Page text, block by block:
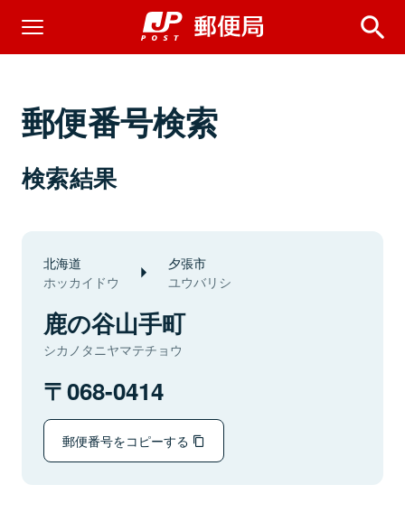
郵便番号検索
検索結果
北海道
ホッカイドウ
夕張市
ユウバリシ
鹿の谷山手町
シカノタニヤマテチョウ
068-0414
郵便番号をコピーする